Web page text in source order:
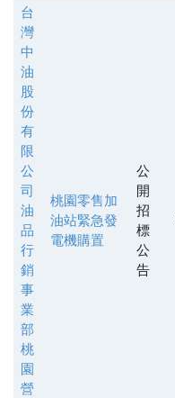
台
灣
中
油
股
份
有
限
公
司
油
品
行
銷
事
業
部
桃
園
營
桃園零售加
油站緊急發
電機購置
公
開
招
標
公
告